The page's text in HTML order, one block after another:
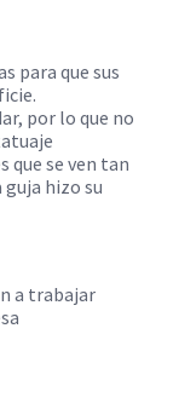
para que sus
por lo que no
que se ven tan
hizo su
a trabajar